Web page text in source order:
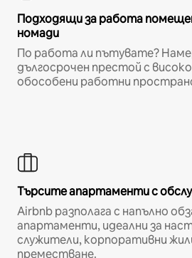
Подходящи за работа
номади
По работа ли пътувате?
дългосрочен престой с
обособени работни
Търсите апартаменти с
Airbnb разполага с напълно
апартаменти, идеални за
служители, корпоративни
преместване.